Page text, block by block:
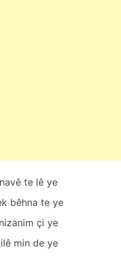
te lê ye
bêhnа te ye
çi ye
min de ye